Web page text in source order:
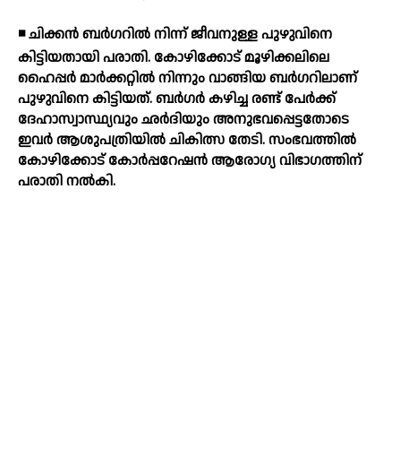
◾ ചിക്കന്‍ ബര്‍ഗറില്‍ നിന്ന് ജീവനുള്ള പുഴുവിനെ
കിട്ടിയതായി പരാതി. കോഴിക്കോട് മൂഴിക്കലിലെ
ഹൈപ്പര്‍ മാര്‍ക്കറ്റില്‍ നിന്നും വാങ്ങിയ ബര്‍ഗറിലാണ്
പുഴുവിനെ കിട്ടിയത്. ബര്‍ഗര്‍ കഴിച്ച രണ്ട് പേര്‍ക്ക്
ദേഹാസ്വാസ്ഥ്യവും ഛര്‍ദിയും അനുഭവപ്പെട്ടതോടെ
ഇവര്‍ ആശുപത്രിയില്‍ ചികിത്സ തേടി. സംഭവത്തില്‍
കോഴിക്കോട് കോര്‍പ്പറേഷന്‍ ആരോഗ്യ വിഭാഗത്തിന്
പരാതി നല്‍കി.